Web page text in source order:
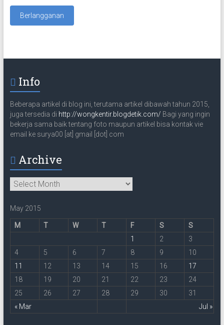
a
i
l
Info
Beberapa artikel di blog ini, terutama artikel dibawah tahun 2015,
juga tersedia di http://wongkentir.blogdetik.com/ Bagi yang ingin
bekerja sama baik tentang foto maupun artikel bisa kontak vie
email ke surya00 [at] gmail [dot] com
Archive
Archive
May 2015
M T W T F S S
« Mar Jul »
1 2
3
4
5 6 7 8 9
10
11
12 13 14 15 16
17
18
19 20 21 22 23
24
25
26 27 28 29 30 31